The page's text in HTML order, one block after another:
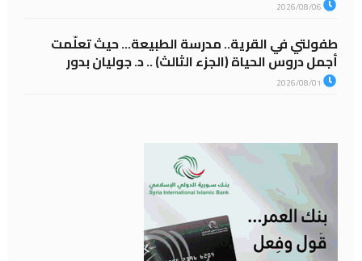
طفولتي في القرية.. مدرسة الطبيعة… حيث تعلّمت
أجمل دروس الحياة (الجزء الثالث) .. د. جوليان بدور